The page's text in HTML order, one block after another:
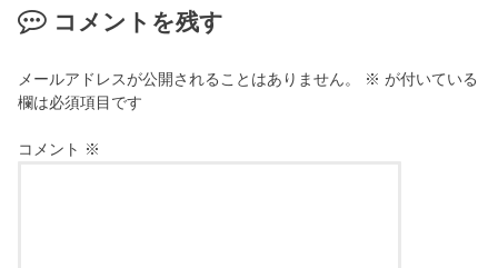
コメントを残す
メールアドレスが公開されることはありません。 ※ が付いている
欄は必須項目です
コメント ※